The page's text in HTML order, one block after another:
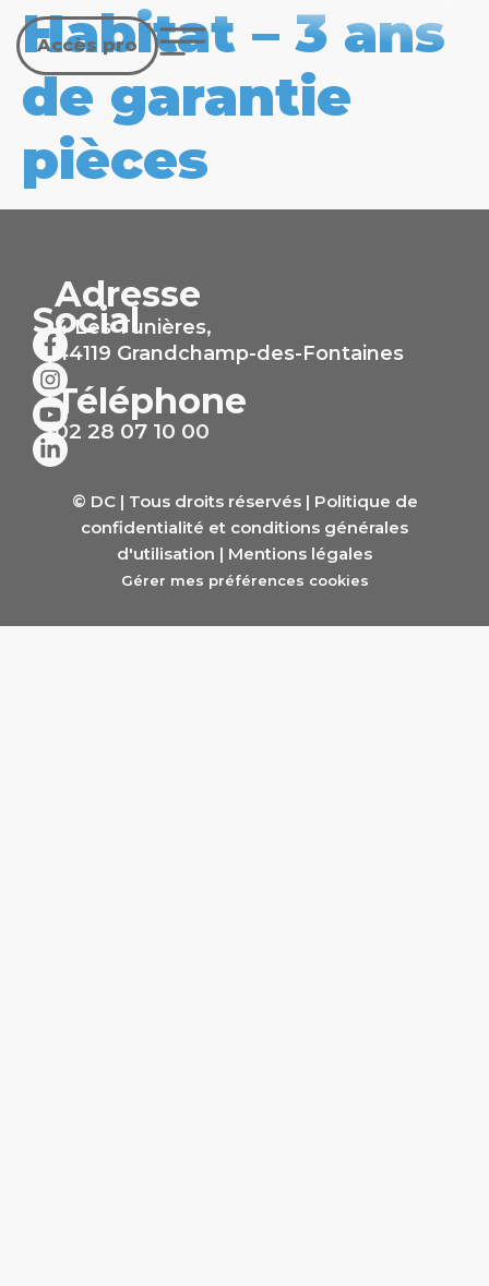
Accès pro
Habitat – 3 ans
de garantie
pièces
Social
Adresse
4 Les Tunières,
44119 Grandchamp-des-Fontaines
Téléphone
02 28 07 10 00
© DC | Tous droits réservés | Politique de
confidentialité et conditions générales
d'utilisation | Mentions légales
Gérer mes préférences cookies